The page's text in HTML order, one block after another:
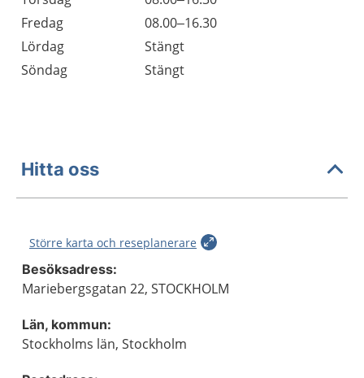
Fredag
08.00–16.30
Lördag
Stängt
Söndag
Stängt
Hitta oss
Större karta och reseplanerare
Besöksadress:
Mariebergsgatan 22, STOCKHOLM
Län, kommun:
Stockholms län, Stockholm